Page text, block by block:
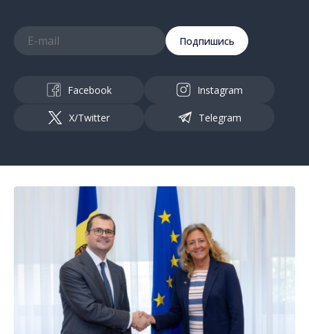
Подпишись
Facebook Instagram
X/Twitter Telegram